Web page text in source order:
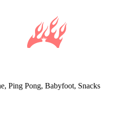
Ping Pong, Babyfoot, Snacks